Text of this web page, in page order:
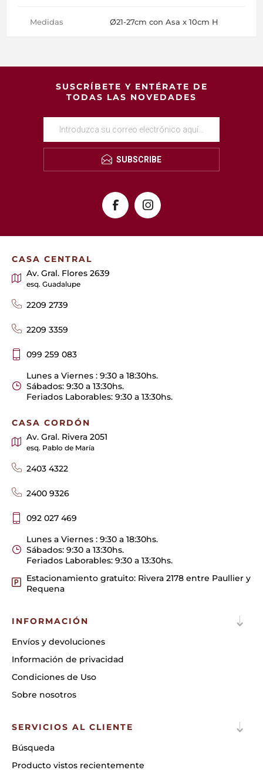
Medidas Ø21-27cm con Asa x 10cm H
SUSCRÍBETE Y ENTÉRATE DE
TODAS LAS NOVEDADES
SUBSCRIBE
CASA CENTRAL
Av. Gral. Flores 2639
esq. Guadalupe
2209 2739
2209 3359
099 259 083
Lunes a Viernes : 9:30 a 18:30hs.
Sábados: 9:30 a 13:30hs.
Feriados Laborables: 9:30 a 13:30hs.
CASA CORDÓN
Av. Gral. Rivera 2051
esq. Pablo de María
2403 4322
2400 9326
092 027 469
Lunes a Viernes : 9:30 a 18:30hs.
Sábados: 9:30 a 13:30hs.
Feriados Laborables: 9:30 a 13:30hs.
Estacionamiento gratuito: Rivera 2178 entre Paullier y
Requena
INFORMACIÓN
Envíos y devoluciones
Información de privacidad
Condiciones de Uso
Sobre nosotros
SERVICIOS AL CLIENTE
Búsqueda
Producto vistos recientemente